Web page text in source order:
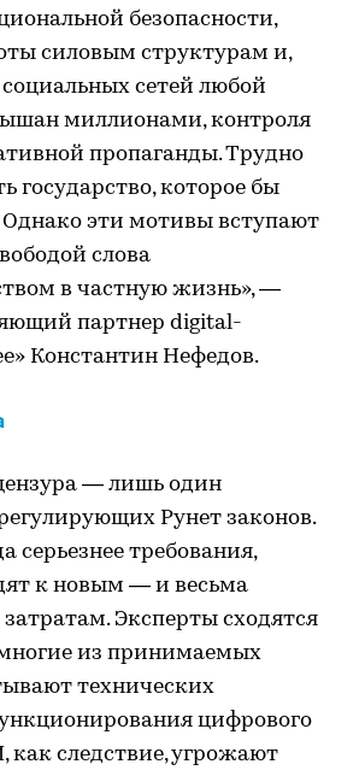
безопасности,
силовым структурам и,
социальных сетей любой
миллионами, контроля
пропаганды. Трудно
государство, которое бы
Однако эти мотивы вступают
слова
в частную жизнь», —
партнер digital-
Константин Нефедов.
— лишь один
Рунет законов.
серьезнее требования,
к новым — и весьма
Эксперты сходятся
из принимаемых
технических
цифрового
как следствие, угрожают